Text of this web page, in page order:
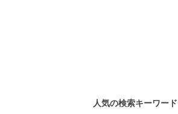
人気の検索キーワード